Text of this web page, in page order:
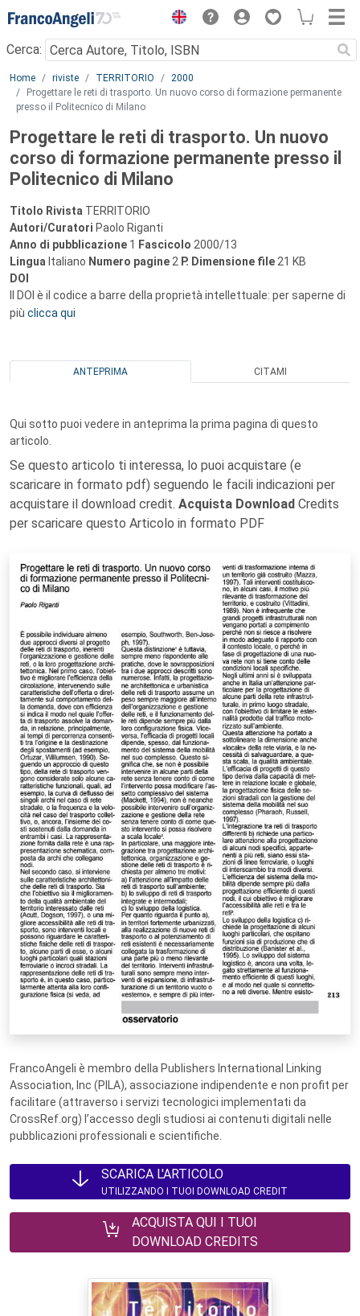
Menu
Cerca:
Main content
Home riviste TERRITORIO
2000
Progettare le reti di trasporto. Un nuovo corso di formazione permanente
presso il Politecnico di Milano
Progettare le reti di trasporto. Un nuovo
corso di formazione permanente presso il
Politecnico di Milano
Titolo Rivista TERRITORIO
Autori/Curatori Paolo Riganti
Anno di pubblicazione 1 Fascicolo 2000/13
Lingua Italiano Numero pagine 2 P. Dimensione file 21 KB
DOI
Il DOI è il codice a barre della proprietà intellettuale: per saperne di
più clicca qui
ANTEPRIMA CITAMI
Qui sotto puoi vedere in anteprima la prima pagina di questo
articolo.
Se questo articolo ti interessa, lo puoi acquistare (e
scaricare in formato pdf) seguendo le facili indicazioni per
acquistare il download credit. Acquista Download Credits
per scaricare questo Articolo in formato PDF
FrancoAngeli è membro della Publishers International Linking
Association, Inc (PILA), associazione indipendente e non profit per
facilitare (attraverso i servizi tecnologici implementati da
CrossRef.org) l’accesso degli studiosi ai contenuti digitali nelle
pubblicazioni professionali e scientifiche.
SCARICA L'ARTICOLO
UTILIZZANDO I TUOI DOWNLOAD CREDIT
ACQUISTA QUI I TUOI
DOWNLOAD CREDITS